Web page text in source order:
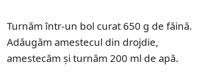
Turnăm într-un bol curat 650 g de făină.
Adăugăm amestecul din drojdie,
amestecăm şi turnăm 200 ml de apă.